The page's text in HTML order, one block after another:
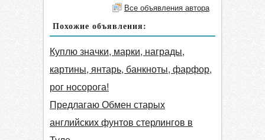
Все объявления автора
Похожие объявления:
Куплю значки, марки, награды,
картины, янтарь, банкноты, фарфор,
рог носорога!
Предлагаю Обмен старых
английских фунтов стерлингов в